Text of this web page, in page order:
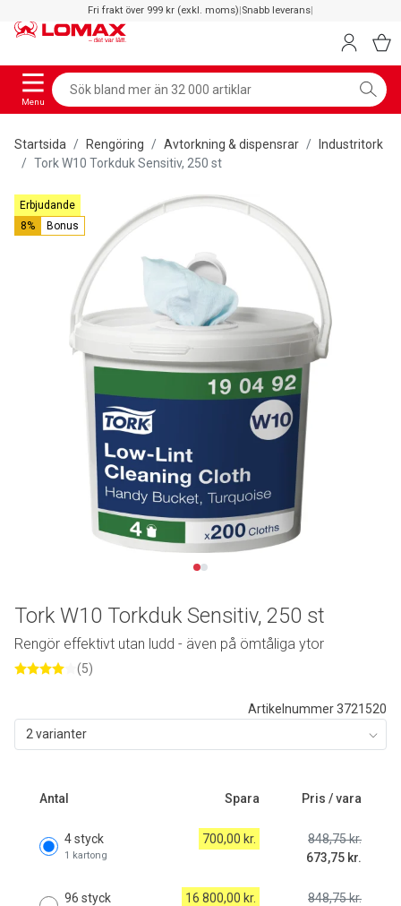
Fri frakt över 999 kr (exkl. moms)|Snabb leverans|
Menu
Startsida Rengöring Avtorkning & dispensrar
Industritork
Tork W10 Torkduk Sensitiv, 250 st
Erbjudande
8%
Bonus
Artikelnummer 3721520
2 varianter
Antal Spara Pris / vara
4 styck
1 kartong
700,00 kr.
848,75 kr.
673,75 kr.
96 styck 16 800,00 kr.
848,75 kr.
Tork W10 Torkduk Sensitiv, 250 st
Rengör effektivt utan ludd - även på ömtåliga ytor
(5)